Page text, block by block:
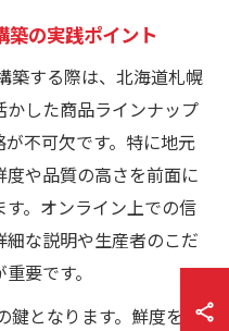
築の実践ポイント
築する際は、北海道札幌
した商品ラインナップ
不可欠です。特に地元
や品質の高さを前面に
。オンライン上での信
な説明や生産者のこだ
要です。
鍵となります。鮮度を保